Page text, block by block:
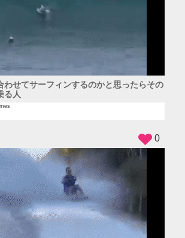
わせてサーフィンするのかと思ったらその
る人
0